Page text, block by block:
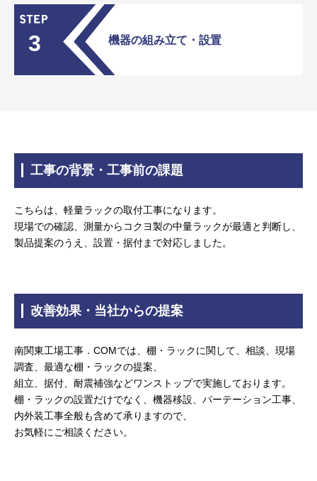
3 機器の組み立て・設置
工事の背景・工事前の課題
こちらは、軽量ラックの取付工事になります。
現場での確認、測量からコクヨ製の中量ラックが最適と判断し、
製品提案のうえ、設置・据付まで対応しました。
改善効果・当社からの提案
南関東工場工事．COMでは、棚・ラックに関して、相談、現場
調査、最適な棚・ラックの提案、
組立、据付、耐震補強などワンストップで実施しております。
棚・ラックの設置だけでなく、機器移設、パーテーション工事、
内外装工事全般も含めて承りますので、
お気軽にご相談ください。